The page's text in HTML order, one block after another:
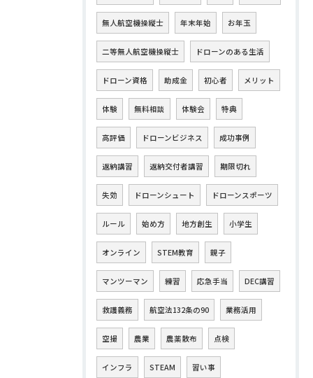
無人航空機操縦士 年末年始 お年玉
二等無人航空機操縦士 ドローンのある生活
ドローン資格 助成金 初心者 メリット
体験 無料相談 体験会 特典
高評価 ドローンビジネス 成功事例
返納講習 返納交付者講習 期限切れ
失効 ドローンシュート ドローンスポーツ
ルール 始め方 地方創生 小学生
オンライン STEM教育 親子
マンツーマン 練習 応急手当 DEC講習
救護義務 航空法132条の90 業務活用
空撮 農業 農薬散布 点検
インフラ STEAM 習い事